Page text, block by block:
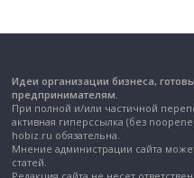
Идеи организации бизнеса,
предпринимателям.
При полной и/или частичной
активная гиперссылка (без
hobiz.ru обязательна.
Мнение администрации сайта
статей.